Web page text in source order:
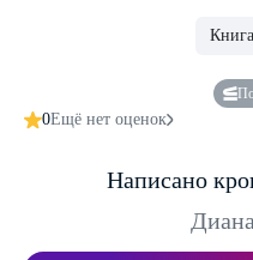
Книга
0Ещё нет оценок
Написано